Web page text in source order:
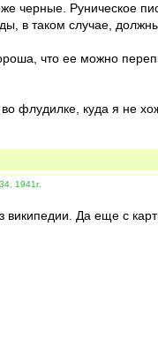
черные. Руническое
в таком случае,
что ее можно
флудилке, куда я не
1941г.
википедии. Да еще с